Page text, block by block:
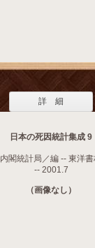
詳 細
日本の死因統計集成 9
内閣統計局／編 -- 東洋
-- 2001.7
（画像なし）